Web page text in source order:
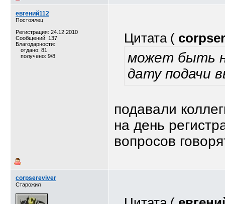
евгений112
Постоялец
Регистрация: 24.12.2010
Сообщений: 137
Благодарности:
отдано: 81
получено: 9/8
Цитата (
может быть
дату подачи
подавали
на день
вопросов
corpsereviver
Старожил